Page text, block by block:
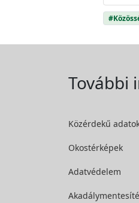
További
Közérdekű
Okostérképek
Adatvédelem